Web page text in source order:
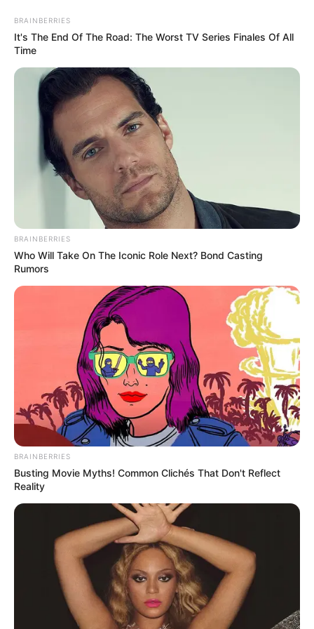
contenuLE MEILLEUR PRONOSTIC
Menu
PRIX PRESIDENT DE LA REPUBLIQUE
QUINTE 21-04-2024
Base Quinté et Spécial Tocard pour le
Programme et Pronostic PMU gratuit du 21
Avril 2024 – PRIX DU PRESIDENT DE LA
REPUBLIQUE
BRAINBERRIES
It's The End Of The Road: The Worst TV Series Finales Of All
Time
BRAINBERRIES
Who Will Take On The Iconic Role Next? Bond Casting
Rumors
BRAINBERRIES
Busting Movie Myths! Common Clichés That Don't Reflect
Reality